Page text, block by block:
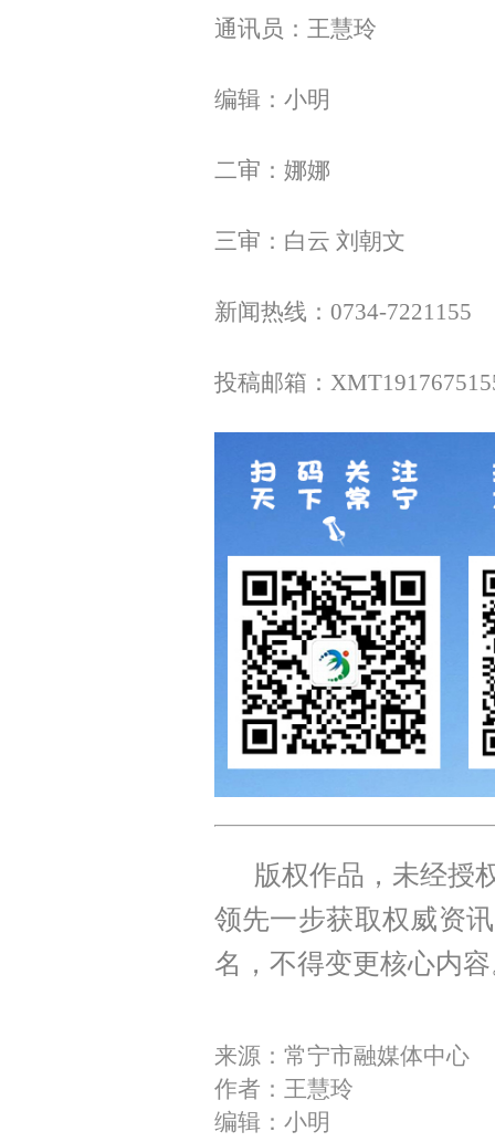
通讯员：王慧玲
编辑：小明
二审：娜娜
三审：白云 刘朝文
新闻热线：0734-7221155
投稿邮箱：
版权作品，未经授
领先一步获取权威资
名，不得变更核心内
来源：常宁市融媒体中心
作者：王慧玲
编辑：小明